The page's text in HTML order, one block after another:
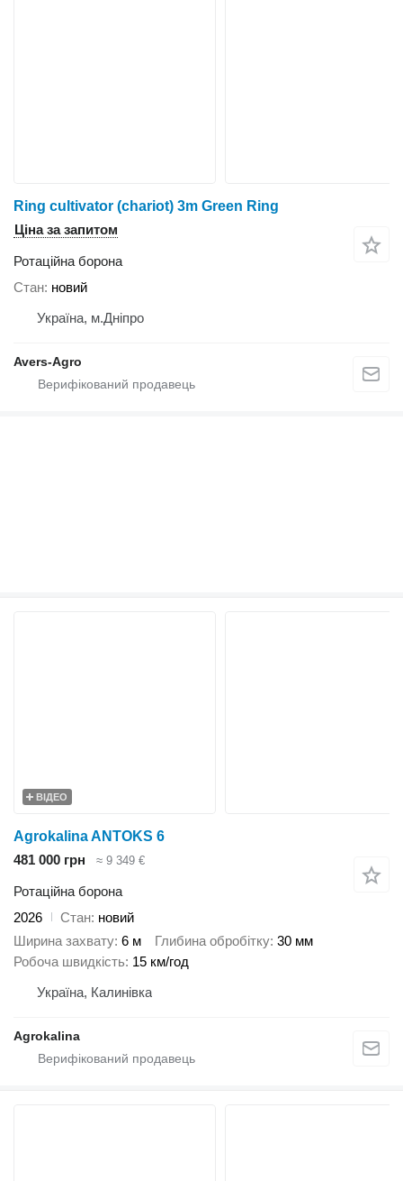
Ring cultivator (chariot) 3m Green Ring
Ціна за запитом
Ротаційна борона
Стан новий
Україна, м.Дніпро
Avers-Agro
ВІДЕО
Agrokalina ANTOKS 6
481 000 грн
≈ 9 349 €
Ротаційна борона
2026
Стан новий
Ширина захвату 6 м Глибина обробітку 30 мм
Робоча швидкість 15 км/год
Україна, Калинівка
Agrokalina